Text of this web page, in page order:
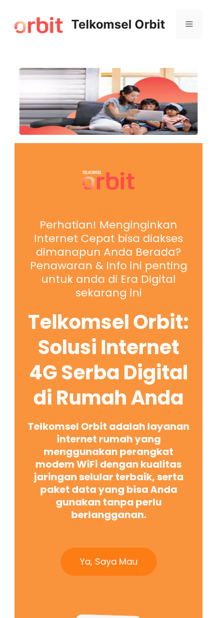
Telkomsel Orbit
Perhatian! Menginginkan
Internet Cepat bisa diakses
dimanapun Anda Berada?
Penawaran & Info ini penting
untuk anda di Era DIgital
sekarang ini
Telkomsel Orbit:
Solusi Internet
4G Serba Digital
di Rumah Anda
Telkomsel Orbit adalah layanan
internet rumah yang
menggunakan perangkat
modem WiFi dengan kualitas
jaringan selular terbaik, serta
paket data yang bisa Anda
gunakan tanpa perlu
berlangganan.
Ya, Saya Mau